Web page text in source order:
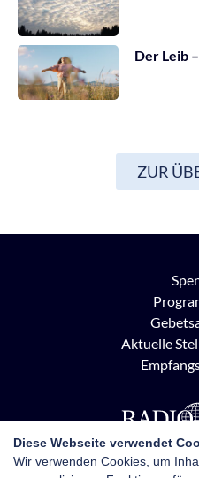
Der Leib
ZUR
Aktuelle
Diese Webseite verwendet
Wir verwenden Cookies, um